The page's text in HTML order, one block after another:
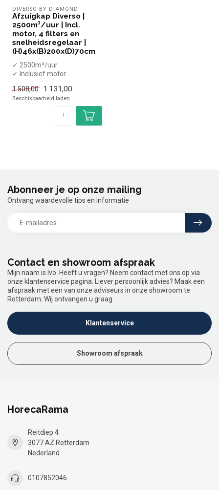
DIVERSO BY DIAMOND
Afzuigkap Diverso |
2500m³/uur | Incl.
motor, 4 filters en
snelheidsregelaar |
(H)46x(B)200x(D)70cm
✓ 2500m³/uur
✓ Inclusief motor
✓ Snelheidsregelaar
✓ Breedte 200...
1.508,00 1.131,00
Beschikbaarheid laden..
Contact en showroom afspraak
Mijn naam is Ivo. Heeft u vragen? Neem contact met ons op via
onze klantenservice pagina. Liever persoonlijk advies? Maak een
afspraak met een van onze adviseurs in onze showroom te
Rotterdam. Wij ontvangen u graag.
Klantenservice
Showroom afspraak
Abonneer je op onze mailing
Ontvang waardevolle tips en informatie
HorecaRama
Reitdiep 4
3077 AZ Rotterdam
Nederland
0107852046